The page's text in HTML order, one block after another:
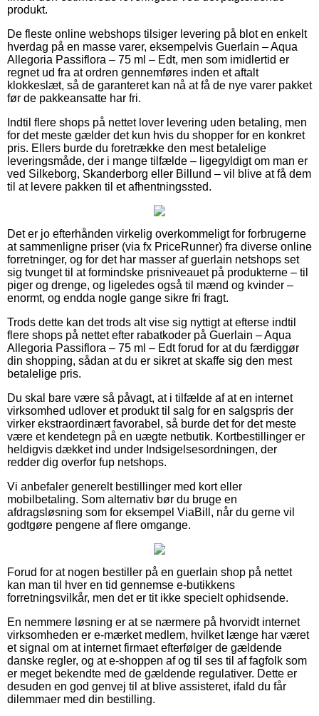
produkt.
De fleste online webshops tilsiger levering på blot en enkelt
hverdag på en masse varer, eksempelvis Guerlain – Aqua
Allegoria Passiflora – 75 ml – Edt, men som imidlertid er
regnet ud fra at ordren gennemføres inden et aftalt
klokkeslæt, så de garanteret kan nå at få de nye varer pakket
før de pakkeansatte har fri.
Indtil flere shops på nettet lover levering uden betaling, men
for det meste gælder det kun hvis du shopper for en konkret
pris. Ellers burde du foretrække den mest betalelige
leveringsmåde, der i mange tilfælde – ligegyldigt om man er
ved Silkeborg, Skanderborg eller Billund – vil blive at få dem
til at levere pakken til et afhentningssted.
Det er jo efterhånden virkelig overkommeligt for forbrugerne
at sammenligne priser (via fx PriceRunner) fra diverse online
forretninger, og for det har masser af guerlain netshops set
sig tvunget til at formindske prisniveauet på produkterne – til
piger og drenge, og ligeledes også til mænd og kvinder –
enormt, og endda nogle gange sikre fri fragt.
Trods dette kan det trods alt vise sig nyttigt at efterse indtil
flere shops på nettet efter rabatkoder på Guerlain – Aqua
Allegoria Passiflora – 75 ml – Edt forud for at du færdiggør
din shopping, sådan at du er sikret at skaffe sig den mest
betalelige pris.
Du skal bare være så påvagt, at i tilfælde af at en internet
virksomhed udlover et produkt til salg for en salgspris der
virker ekstraordinært favorabel, så burde det for det meste
være et kendetegn på en uægte netbutik. Kortbestillinger er
heldigvis dækket ind under Indsigelsesordningen, der
redder dig overfor fup netshops.
Vi anbefaler generelt bestillinger med kort eller
mobilbetaling. Som alternativ bør du bruge en
afdragsløsning som for eksempel ViaBill, når du gerne vil
godtgøre pengene af flere omgange.
Forud for at nogen bestiller på en guerlain shop på nettet
kan man til hver en tid gennemse e-butikkens
forretningsvilkår, men det er tit ikke specielt ophidsende.
En nemmere løsning er at se nærmere på hvorvidt internet
virksomheden er e-mærket medlem, hvilket længe har været
et signal om at internet firmaet efterfølger de gældende
danske regler, og at e-shoppen af og til ses til af fagfolk som
er meget bekendte med de gældende regulativer. Dette er
desuden en god genvej til at blive assisteret, ifald du får
dilemmaer med din bestilling.